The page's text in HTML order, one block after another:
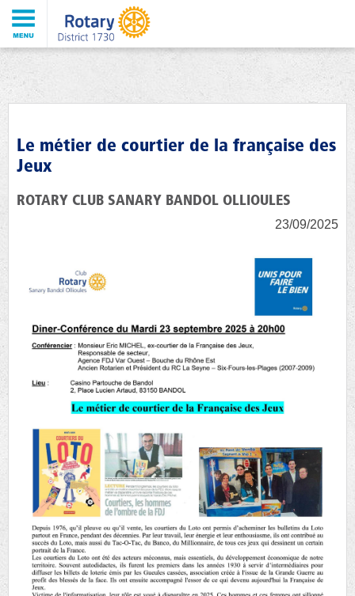
Le métier de courtier de la française des
Jeux
ROTARY CLUB SANARY BANDOL OLLIOULES
23/09/2025